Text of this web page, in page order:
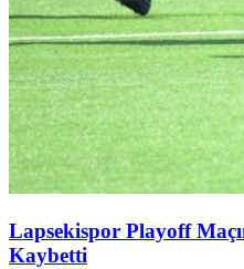
Lapsekispor Playoff
Kaybetti